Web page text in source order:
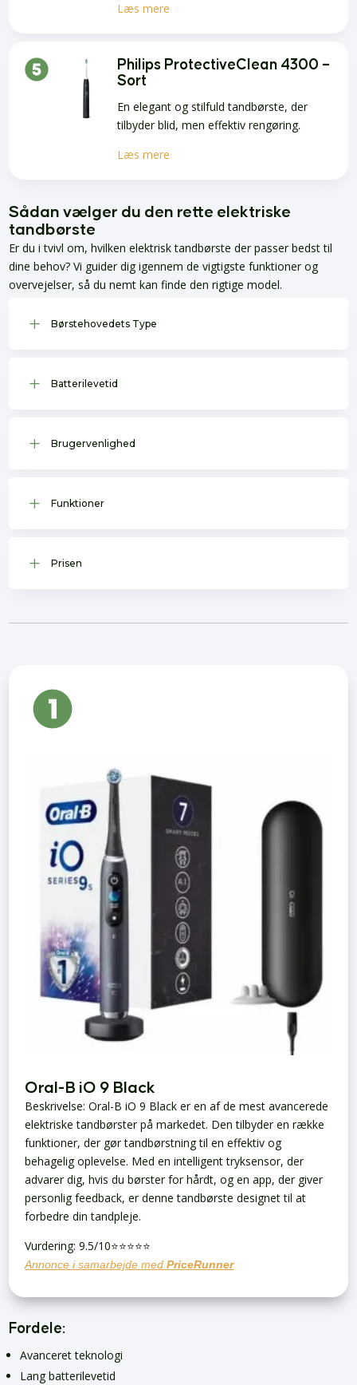
Læs mere
Philips ProtectiveClean 4300 –
Sort
En elegant og stilfuld tandbørste, der
tilbyder blid, men effektiv rengøring.
Læs mere
Sådan vælger du den rette elektriske
tandbørste
Er du i tvivl om, hvilken elektrisk tandbørste der passer bedst til
dine behov? Vi guider dig igennem de vigtigste funktioner og
overvejelser, så du nemt kan finde den rigtige model.
L Børstehovedets Type
L Batterilevetid
L Brugervenlighed
L Funktioner
L Prisen
Oral-B iO 9 Black
Beskrivelse: Oral-B iO 9 Black er en af de mest avancerede
elektriske tandbørster på markedet. Den tilbyder en række
funktioner, der gør tandbørstning til en effektiv og
behagelig oplevelse. Med en intelligent tryksensor, der
advarer dig, hvis du børster for hårdt, og en app, der giver
personlig feedback, er denne tandbørste designet til at
forbedre din tandpleje.
Vurdering: 9.5/10⭐⭐⭐⭐⭐
Annonce i samarbejde medPriceRunner
Fordele:
Avanceret teknologi
Lang batterilevetid